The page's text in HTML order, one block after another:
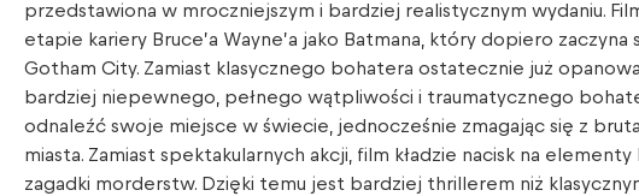
przedstawiona w mroczniejszym i bardziej realistycznym wydaniu.
etapie kariery Bruce’a Wayne’a jako Batmana, który dopiero
Gotham City. Zamiast klasycznego bohatera ostatecznie już
bardziej niepewnego, pełnego wątpliwości i traumatycznego
odnaleźć swoje miejsce w świecie, jednocześnie zmagając się z
miasta. Zamiast spektakularnych akcji, film kładzie nacisk na
zagadki morderstw. Dzięki temu jest bardziej thrillerem niż